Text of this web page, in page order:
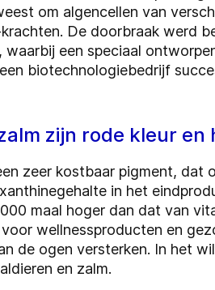
om algencellen van
De doorbraak werd
waarbij een speciaal
biotechnologiebedrijf
zijn rode kleur
zeer kostbaar pigment,
in het
maal hoger dan dat van
wellnessproducten en
de ogen versterken. In het
en zalm.